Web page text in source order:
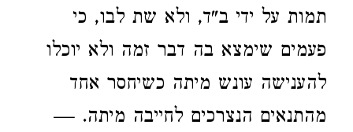
תמות על ידי ב"ד, ולא שת לבו, כי
פעמים שימצא בה דבר זמה ולא יוכלו
להענישה עונש מיתה כשיחסר אחד
מהתנאים הנצרכים לחייבה מיתה. —